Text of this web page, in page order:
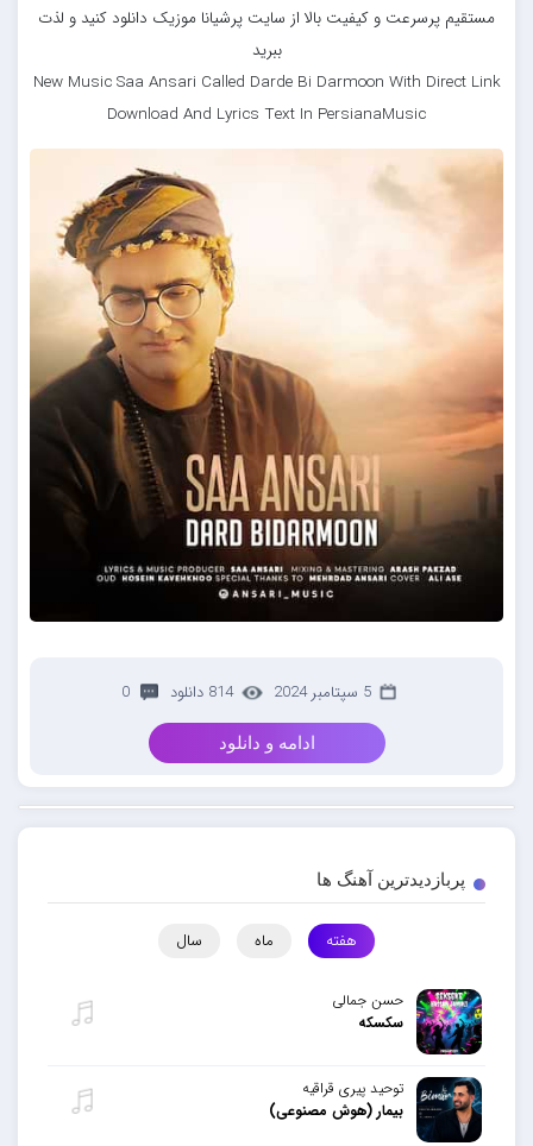
مستقیم پرسرعت و کیفیت بالا از سایت پرشیانا موزیک دانلود کنید و لذت
ببرید
New Music Saa Ansari Called Darde Bi Darmoon With Direct Link
Download And Lyrics Text In PersianaMusic
5 سپتامبر 2024 814 دانلود 0
ادامه و دانلود
پربازدیدترین آهنگ ها
هفته ماه سال
حسن جمالی
سکسکه
توحید پیری قراقیه
بیمار (هوش مصنوعی)